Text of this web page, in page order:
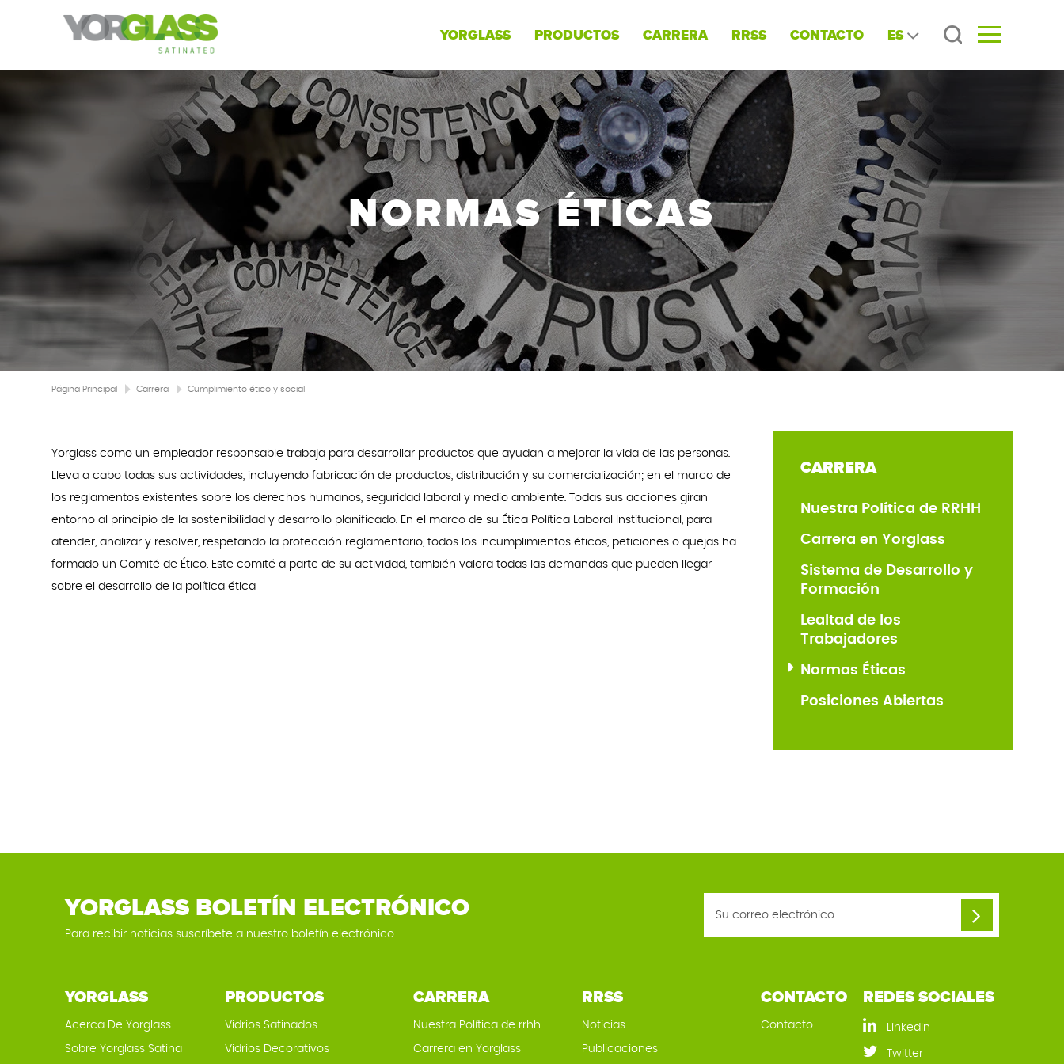
YORGLASS PRODUCTOS CARRERA RRSS CONTACTO ES
NORMAS ÉTICAS
Página Principal Carrera Cumplimiento ético y social
Yorglass como un empleador responsable trabaja para desarrollar productos que ayudan a mejorar la vida de las personas.
Lleva a cabo todas sus actividades, incluyendo fabricación de productos, distribución y su comercialización; en el marco de
los reglamentos existentes sobre los derechos humanos, seguridad laboral y medio ambiente. Todas sus acciones giran
entorno al principio de la sostenibilidad y desarrollo planificado. En el marco de su Ética Política Laboral Institucional, para
atender, analizar y resolver, respetando la protección reglamentario, todos los incumplimientos éticos, peticiones o quejas ha
formado un Comité de Ético. Este comité a parte de su actividad, también valora todas las demandas que pueden llegar
sobre el desarrollo de la política ética
CARRERA
Nuestra Política de RRHH
Carrera en Yorglass
Sistema de Desarrollo y
Formación
Lealtad de los
Trabajadores
Normas Éticas
Posiciones Abiertas
YORGLASS BOLETÍN ELECTRÓNICO
Para recibir noticias suscríbete a nuestro boletín electrónico.
YORGLASS
Acerca De Yorglass
Sobre Yorglass Satina
PRODUCTOS
Vidrios Satinados
Vidrios Decorativos
CARRERA
Nuestra Política de rrhh
Carrera en Yorglass
RRSS
Noticias
Publicaciones
CONTACTO
Contacto
REDES SOCIALES
LinkedIn
Twitter